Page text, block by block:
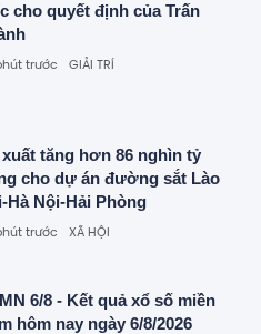
cho quyết định của Trấn
trước GIẢI TRÍ
tăng hơn 86 nghìn tỷ
cho dự án đường sắt Lào
Hà Nội-Hải Phòng
trước XÃ HỘI
6/8 - Kết quả xổ số miền
hôm nay ngày 6/8/2026